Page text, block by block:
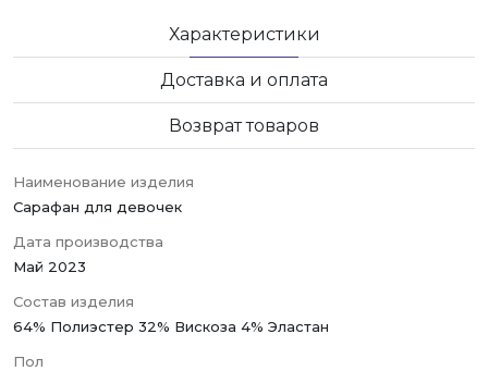
Характеристики
Доставка и оплата
Возврат товаров
Наименование изделия
Сарафан для девочек
Дата производства
Май 2023
Состав изделия
64% Полиэстер 32% Вискоза 4% Эластан
Пол